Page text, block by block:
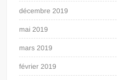
décembre 2019
mai 2019
mars 2019
février 2019